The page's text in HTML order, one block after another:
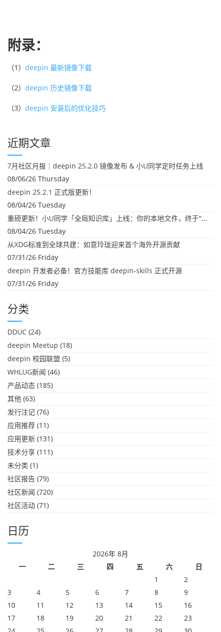
附录：
（1） deepin 最新镜像下载
（2） deepin 历史镜像下载
（3） deepin 安装后的优化技巧
近期文章
7月社区月报｜deepin 25.2.0 镜像发布 & 小U同学定时任务上线
08/06/26 Thursday
deepin 25.2.1 正式版更新！
08/04/26 Tuesday
重磅更新！小U同学「全局知识库」上线：你的本地文件，终于"活"起来了
08/04/26 Tuesday
从XDG标准到全球共建：如意玲珑迎来首个海外开源贡献
07/31/26 Friday
deepin 开发者必备！官方技能库 deepin-skills 正式开源
07/31/26 Friday
分类
DDUC (24)
deepin Meetup (18)
deepin 校园联盟 (5)
WHLUG新闻 (46)
产品动态 (185)
其他 (63)
发行注记 (76)
应用推荐 (11)
应用更新 (131)
技术分享 (111)
未分类 (1)
社区报告 (79)
社区新闻 (720)
社区活动 (71)
日历
2026年 8月
一
二 三 四 五 六
日
1
2
3
4 5 6 7 8
9
10
11 12 13 14 15
16
17
18 19 20 21 22
23